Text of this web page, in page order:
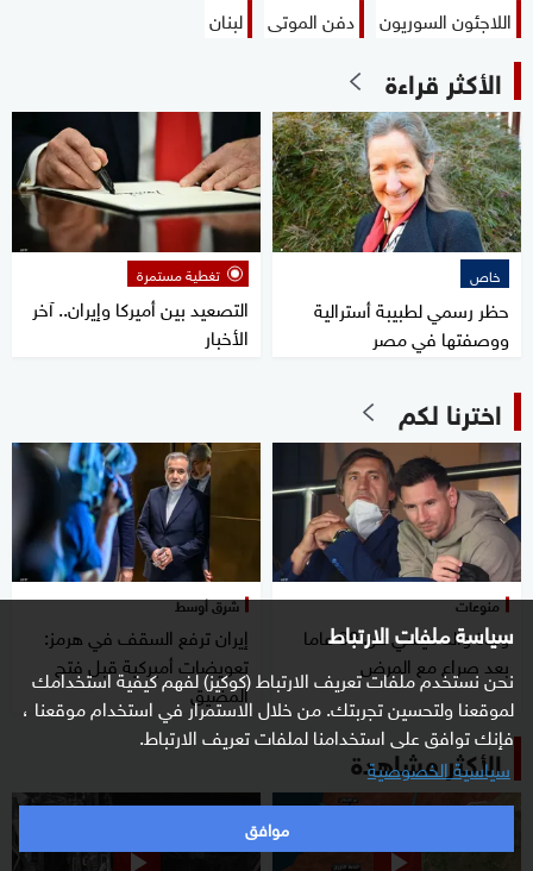
سياسة ملفات الارتباط
نحن نستخدم ملفات تعريف الارتباط (كوكيز) لفهم كيفية استخدامك
لموقعنا ولتحسين تجربتك. من خلال الاستمرار في استخدام موقعنا ،
فإنك توافق على استخدامنا لملفات تعريف الارتباط.
سياسية الخصوصية
موافق
اللاجئون السوريون دفن الموتى لبنان
الأكثر قراءة
خاص
حظر رسمي لطبيبة أسترالية
ووصفتها في مصر
تغطية مستمرة
التصعيد بين أميركا وإيران.. آخر
الأخبار
اخترنا لكم
منوعات
وفاة والد ميسي عن 68 عاما
بعد صراع مع المرض
شرق أوسط
إيران ترفع السقف في هرمز:
تعويضات أميركية قبل فتح
المضيق
الأكثر مشاهدة